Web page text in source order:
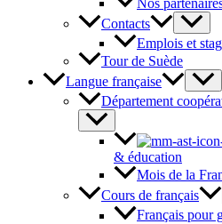
Nos
Contacts
Emplois et
Tour de Suède
Langue française
Département
& éducation
Mois de la
Cours de français
Français pour